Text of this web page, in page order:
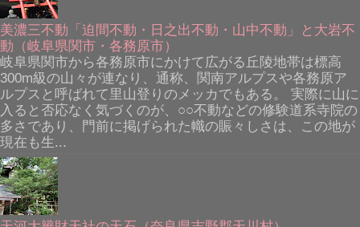
美濃三不動「迫間不動・日之出不動・山中不動」と大岩不
動（岐阜県関市・各務原市）
岐阜県関市から各務原市にかけて広がる丘陵地帯は標高
300m級の山々が連なり、通称、関南アルプスや各務原ア
ルプスと呼ばれて里山登りのメッカでもある。 実際に山に
入ると否応なく気づくのが、○○不動などの修験道系寺院の
多さであり、門前に掲げられた幟の賑々しさは、この地が
現在も生...